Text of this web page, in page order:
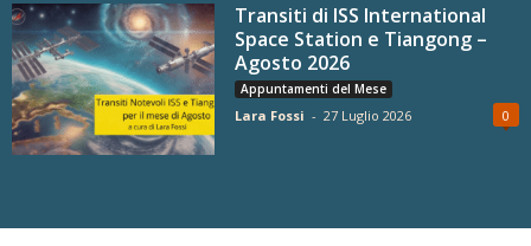
Transiti di ISS International
Space Station e Tiangong –
Agosto 2026
Appuntamenti del Mese
Lara Fossi - 27 Luglio 2026 0